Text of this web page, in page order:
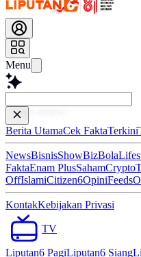
Menu
Ba
Berita UtamaCek FaktaTerkini
NewsBisnisShowBizBola
FaktaEnam PlusSahamCrypto
OffIslamiCitizen6OpiniFeeds
KontakKebijakan Privasi
TV
Liputan6 PagiLiputan6 Siang